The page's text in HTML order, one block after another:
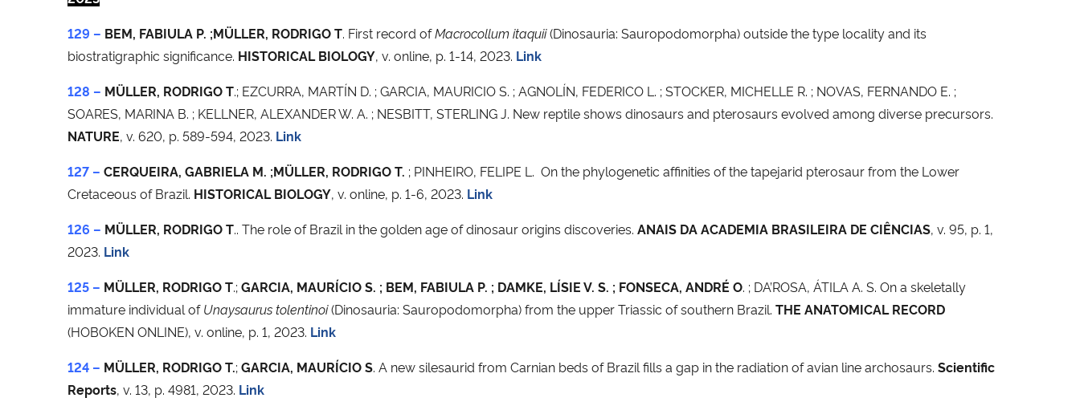
129 – BEM, FABIULA P. ;MÜLLER, RODRIGO T. First record ofMacrocollum itaquii(Dinosauria: Sauropodomorpha) outside the type locality and its
biostratigraphic significance. HISTORICAL BIOLOGY, v. online, p. 1-14, 2023. Link
128 – MÜLLER, RODRIGO T.; EZCURRA, MARTÍN D. ; GARCIA, MAURICIO S. ; AGNOLÍN, FEDERICO L. ; STOCKER, MICHELLE R. ; NOVAS, FERNANDO E. ;
SOARES, MARINA B. ; KELLNER, ALEXANDER W. A. ; NESBITT, STERLING J. New reptile shows dinosaurs and pterosaurs evolved among diverse precursors.
NATURE, v. 620, p. 589-594, 2023. Link
127 – CERQUEIRA, GABRIELA M. ;MÜLLER, RODRIGO T. ; PINHEIRO, FELIPE L. On the phylogenetic affinities of the tapejarid pterosaur from the Lower
Cretaceous of Brazil. HISTORICAL BIOLOGY, v. online, p. 1-6, 2023. Link
126 – MÜLLER, RODRIGO T.. The role of Brazil in the golden age of dinosaur origins discoveries. ANAIS DA ACADEMIA BRASILEIRA DE CIÊNCIAS, v. 95, p. 1,
2023. Link
125 – MÜLLER, RODRIGO T.;GARCIA, MAURÍCIO S. ; BEM, FABIULA P. ; DAMKE, LÍSIE V. S. ; FONSECA, ANDRÉ O. ; DA’ROSA, ÁTILA A. S. On a skeletally
immature individual ofUnaysaurus tolentinoi(Dinosauria: Sauropodomorpha) from the upper Triassic of southern Brazil. THE ANATOMICAL RECORD
(HOBOKEN ONLINE), v. online, p. 1, 2023. Link
124 – MÜLLER, RODRIGO T.;GARCIA, MAURÍCIO S. A new silesaurid from Carnian beds of Brazil fills a gap in the radiation of avian line archosaurs. Scientific
Reports, v. 13, p. 4981, 2023. Link